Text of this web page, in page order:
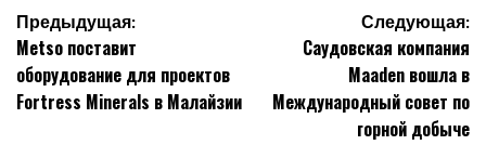
Навигация
по
записям
Предыдущая:
Metso поставит
оборудование для проектов
Fortress Minerals в Малайзии
Следующая:
Саудовская компания
Maaden вошла в
Международный совет по
горной добыче